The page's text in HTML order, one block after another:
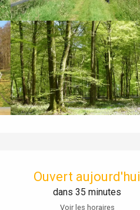
Ouvert aujourd'hui
dans 35 minutes
Voir les horaires